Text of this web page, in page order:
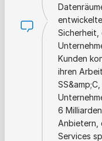
Sicherheit,
Kunden
ihren
6
Anbietern,
Services